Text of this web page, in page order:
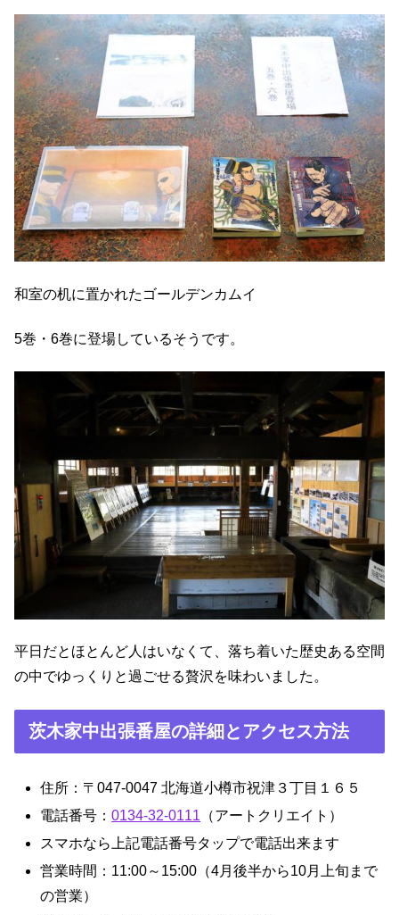
和室の机に置かれたゴールデンカムイ
5巻・6巻に登場しているそうです。
平日だとほとんど人はいなくて、落ち着いた歴史ある空間
の中でゆっくりと過ごせる贅沢を味わいました。
茨木家中出張番屋の詳細とアクセス方法
住所：〒047-0047 北海道小樽市祝津３丁目１６５
電話番号：0134-32-0111 （アートクリエイト）
スマホなら上記電話番号タップで電話出来ます
営業時間：11:00～15:00（4月後半から10月上旬まで
の営業）